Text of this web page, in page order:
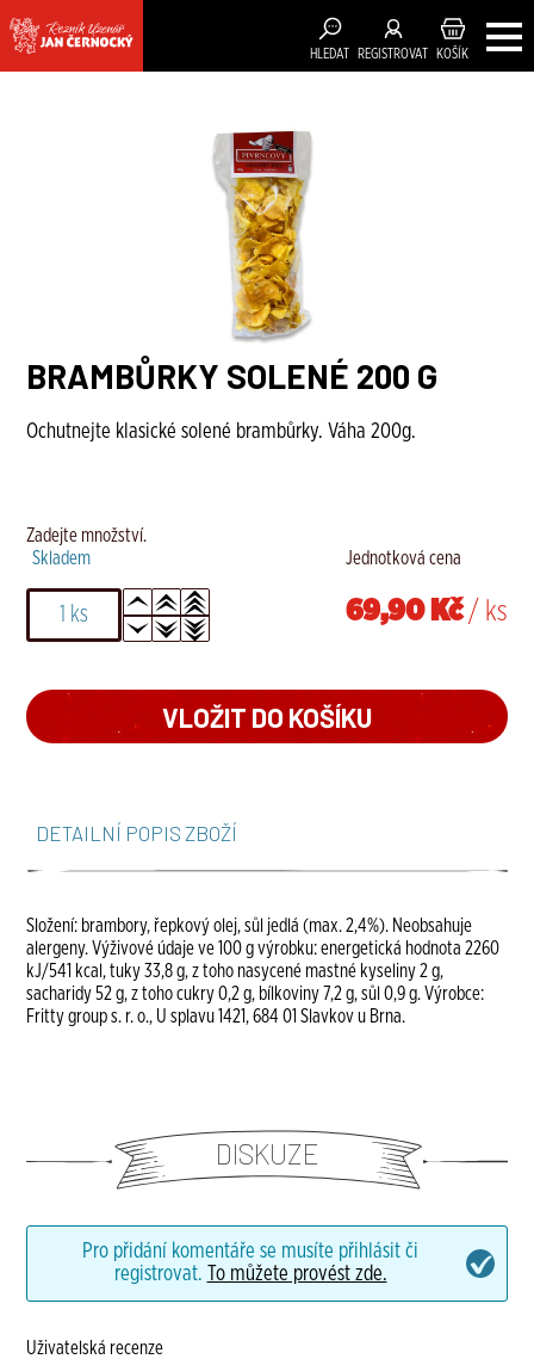
HLEDAT REGISTROVAT KOŠÍK
BRAMBŮRKY SOLENÉ 200 G
Ochutnejte klasické solené brambůrky. Váha 200g.
Zadejte množství.
Skladem
Jednotková cena
69,90 Kč/ ks
DETAILNÍ POPIS ZBOŽÍ
Složení: brambory, řepkový olej, sůl jedlá (max. 2,4%). Neobsahuje
alergeny. Výživové údaje ve 100 g výrobku: energetická hodnota 2260
kJ/541 kcal, tuky 33,8 g, z toho nasycené mastné kyseliny 2 g,
sacharidy 52 g, z toho cukry 0,2 g, bílkoviny 7,2 g, sůl 0,9 g. Výrobce:
Fritty group s. r. o., U splavu 1421, 684 01 Slavkov u Brna.
DISKUZE
Pro přidání komentáře se musíte přihlásit či
registrovat. To můžete provést zde.
Uživatelská recenze